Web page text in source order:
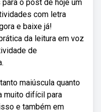
o post de hoje um
com letra
e baixe já!
da leitura em voz
de
maiúscula quanto
muito difícil para
e também em